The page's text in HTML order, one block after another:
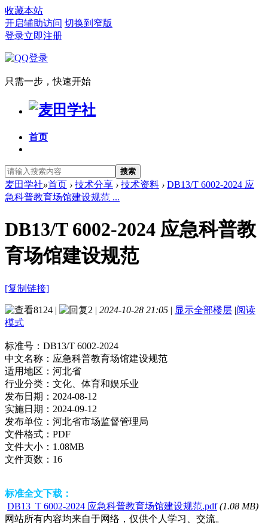
收藏本站
开启辅助访问 切换到窄版
登录立即注册
只需一步，快速开始
首页
搜索
麦田学社»首页 › 技术分享 › 技术资料 › DB13/T 6002-2024 应
急科普教育场馆建设规范 ...
DB13/T 6002-2024 应急科普教
育场馆建设规范
[复制链接]
8124 | 2 | 2024-10-28 21:05 | 显示全部楼层 |阅读
模式
标准号： DB13/T 6002-2024
中文名称： 应急科普教育场馆建设规范
适用地区： 河北省
行业分类： 文化、体育和娱乐业
发布日期： 2024-08-12
实施日期： 2024-09-12
发布单位： 河北省市场监督管理局
文件格式： PDF
文件大小： 1.08MB
文件页数： 16
标准全文下载：
DB13_T 6002-2024 应急科普教育场馆建设规范.pdf (1.08 MB)
网站所有内容均来自于网络，仅供个人学习、交流。